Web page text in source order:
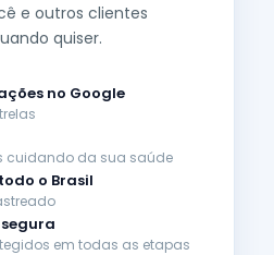
e outros clientes
quiser.
no Google
cuidando da sua saúde
o Brasil
em todas as etapas